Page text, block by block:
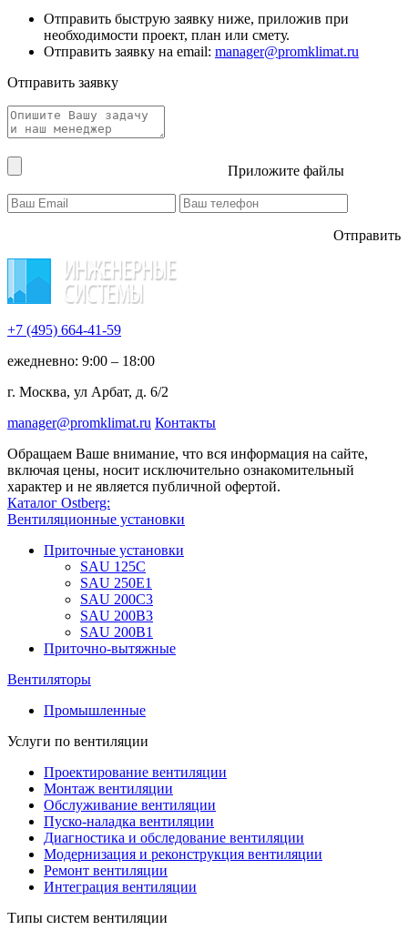
Отправить быструю заявку ниже, приложив при
необходимости проект, план или смету.
Отправить заявку на email: manager@promklimat.ru
Отправить заявку
Приложите файлы
Отправить
+7 (495) 664-41-59
ежедневно: 9:00 – 18:00
г. Москва, ул Арбат, д. 6/2
manager@promklimat.ru Контакты
Обращаем Ваше внимание, что вся информация на сайте,
включая цены, носит исключительно ознакомительный
характер и не является публичной офертой.
Каталог Ostberg:
Вентиляционные установки
Приточные установки
SAU 125C
SAU 250E1
SAU 200С3
SAU 200B3
SAU 200B1
Приточно-вытяжные
Вентиляторы
Промышленные
Услуги по вентиляции
Проектирование вентиляции
Монтаж вентиляции
Обслуживание вентиляции
Пуско-наладка вентиляции
Диагностика и обследование вентиляции
Модернизация и реконструкция вентиляции
Ремонт вентиляции
Интеграция вентиляции
Типы систем вентиляции